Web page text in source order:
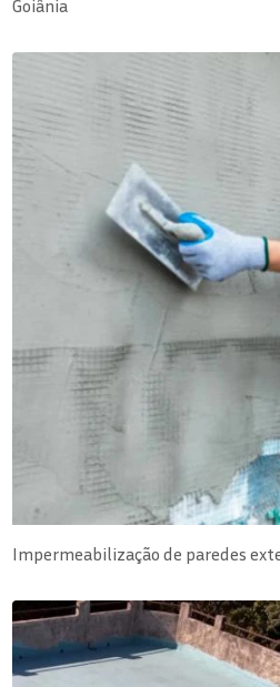
Goiânia
Impermeabilização de paredes